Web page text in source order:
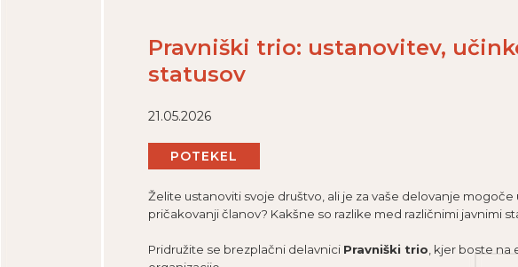
Pravniški trio: ustanovitev,
statusov
21.05.2026
POTEKEL
Želite ustanoviti svoje društvo, ali je za vaše delovanje
pričakovanji članov? Kakšne so razlike med različnimi javnimi
Pridružite se brezplačni delavnici Pravniški trio , kjer boste